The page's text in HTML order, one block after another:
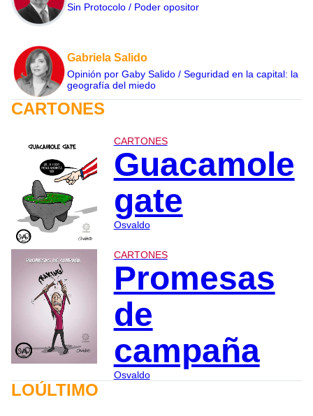
Sin Protocolo / Poder opositor
Gabriela Salido
Opinión por Gaby Salido / Seguridad en la capital: la
geografía del miedo
CARTONES
CARTONES
Guacamole
gate
Osvaldo
CARTONES
Promesas
de
campaña
Osvaldo
LOÚLTIMO